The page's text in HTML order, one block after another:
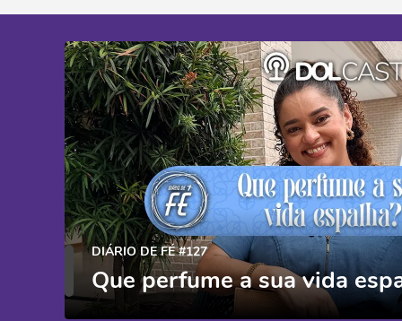
DIÁRIO DE FÉ #127
Que perfume a sua vida